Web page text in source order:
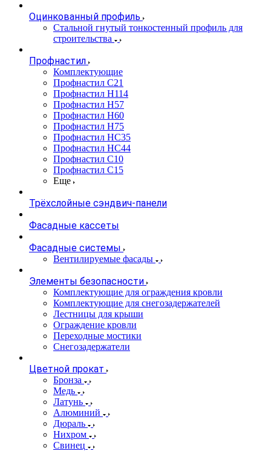
Оцинкованный профиль
Стальной гнутый тонкостенный профиль для
строительства
Профнастил
Комплектующие
Профнастил C21
Профнастил Н114
Профнастил Н57
Профнастил Н60
Профнастил Н75
Профнастил НС35
Профнастил НС44
Профнастил С10
Профнастил С15
Еще
Трёхслойные сэндвич-панели
Фасадные кассеты
Фасадные системы
Вентилируемые фасады
Элементы безопасности
Комплектующие для ограждения кровли
Комплектующие для снегозадержателей
Лестницы для крыши
Ограждение кровли
Переходные мостики
Снегозадержатели
Цветной прокат
Бронза
Медь
Латунь
Алюминий
Дюраль
Нихром
Свинец